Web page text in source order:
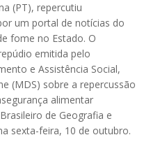
(PT), repercutiu
um portal de notícias do
fome no Estado. O
emitida pelo
e Assistência Social,
(MDS) sobre a repercussão
alimentar
de Geografia e
sexta-feira, 10 de outubro.